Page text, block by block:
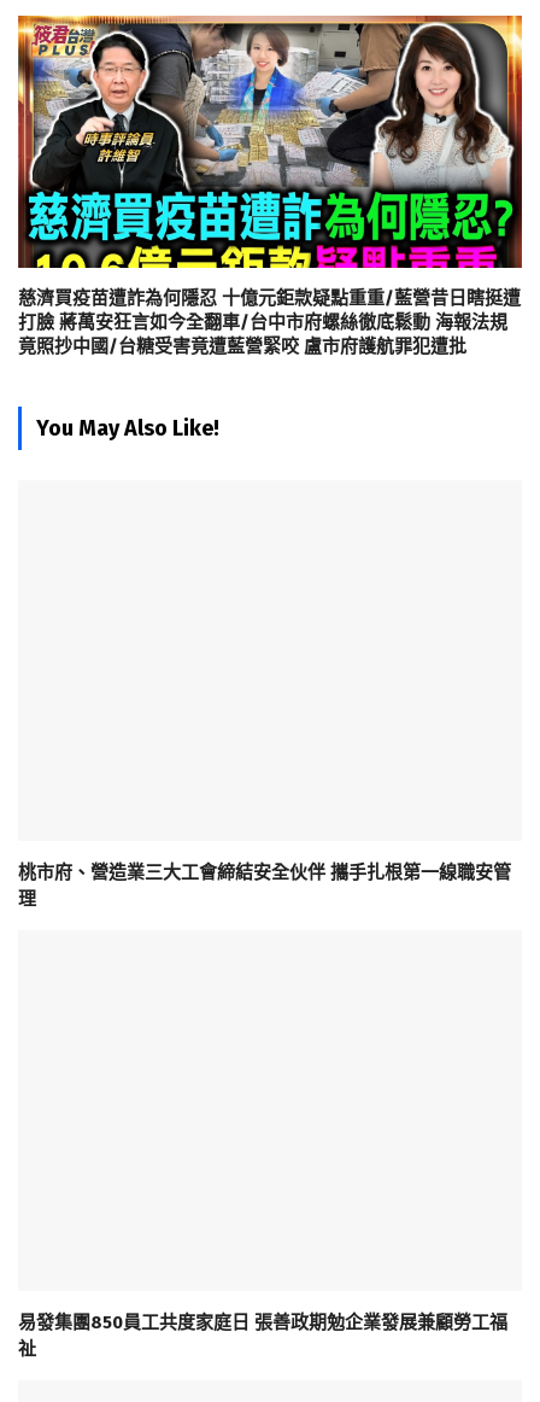
慈濟買疫苗遭詐為何隱忍 十億元鉅款疑點重重/藍營昔日瞎挺遭
打臉 蔣萬安狂言如今全翻車/台中市府螺絲徹底鬆動 海報法規
竟照抄中國/台糖受害竟遭藍營緊咬 盧市府護航罪犯遭批
You May Also Like!
桃市府、營造業三大工會締結安全伙伴 攜手扎根第一線職安管
理
易發集團850員工共度家庭日 張善政期勉企業發展兼顧勞工福
祉